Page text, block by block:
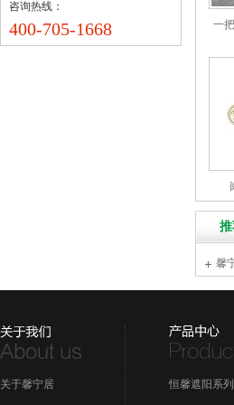
咨询热线：
400-705-1668
一
馨
关于馨宁居 恒馨遮阳系列